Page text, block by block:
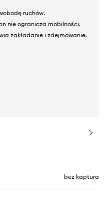
ruchów.
nie ogranicza mobilności.
zakładanie i zdejmowanie.
bez kaptura